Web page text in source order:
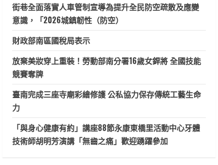
街巷全面落實人車管制宣導為提升全民防空疏散及應變
意識，「2026城鎮韌性（防空）
財政部南區國稅局表示
放棄美妝穿上重裝！勞動部南分署16歲女銲將 全國技能
競賽奪牌
臺南完成三座寺廟彩繪修護 公私協力保存傳統工藝生命
力
「與身心健康有約」講座88節永康東橋里活動中心牙體
技術師胡明芳演講「無齒之痛」歡迎踴躍參加